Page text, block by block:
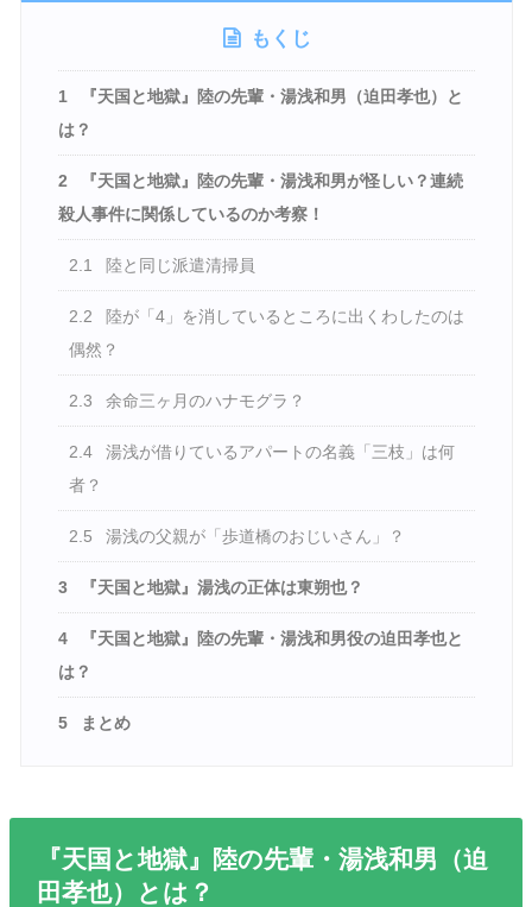
もくじ
1
『天国と地獄』陸の先輩・湯浅和男（迫田孝也）と
は？
2
『天国と地獄』陸の先輩・湯浅和男が怪しい？連続
殺人事件に関係しているのか考察！
2.1 陸と同じ派遣清掃員
2.2
陸が「4」を消しているところに出くわしたのは
偶然？
2.3 余命三ヶ月のハナモグラ？
2.4
湯浅が借りているアパートの名義「三枝」は何
者？
2.5 湯浅の父親が「歩道橋のおじいさん」？
3 『天国と地獄』湯浅の正体は東朔也？
4
『天国と地獄』陸の先輩・湯浅和男役の迫田孝也と
は？
5 まとめ
『天国と地獄』陸の先輩・湯浅和男（迫
田孝也）とは？